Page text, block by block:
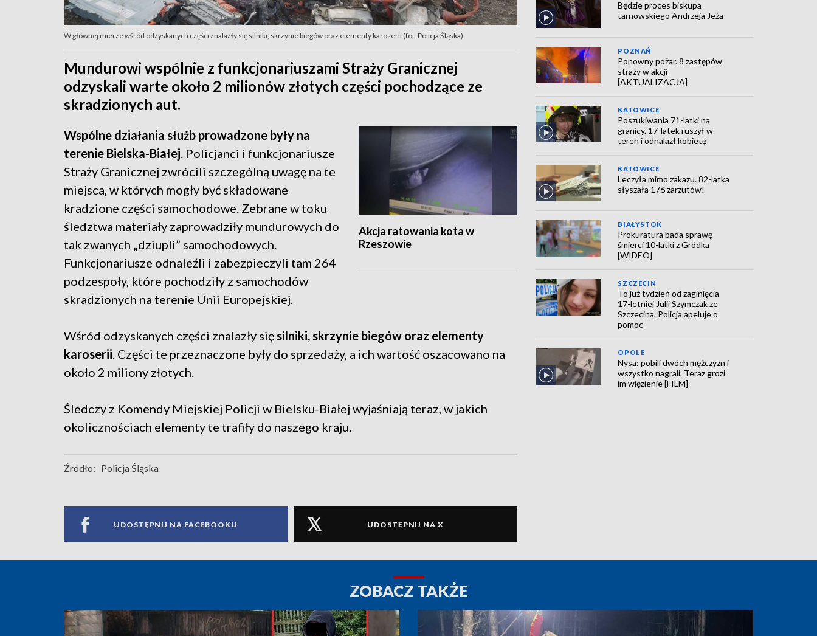
W głównej mierze wśród odzyskanych części znalazły się silniki, skrzynie biegów oraz elementy karoserii (fot. Policja Śląska)
Mundurowi wspólnie z funkcjonariuszami Straży Granicznej
odzyskali warte około 2 milionów złotych części pochodzące ze
skradzionych aut.
Akcja ratowania kota w
Rzeszowie
Wspólne działania służb prowadzone były na
terenie Bielska-Białej. Policjanci i funkcjonariusze
Straży Granicznej zwrócili szczególną uwagę na te
miejsca, w których mogły być składowane
kradzione części samochodowe. Zebrane w toku
śledztwa materiały zaprowadziły mundurowych do
tak zwanych „dziupli” samochodowych.
Funkcjonariusze odnaleźli i zabezpieczyli tam 264
podzespoły, które pochodziły z samochodów
skradzionych na terenie Unii Europejskiej.
Wśród odzyskanych części znalazły sięsilniki, skrzynie biegów oraz elementy
karoserii. Części te przeznaczone były do sprzedaży, a ich wartość oszacowano na
około 2 miliony złotych.
Śledczy z Komendy Miejskiej Policji w Bielsku-Białej wyjaśniają teraz, w jakich
okolicznościach elementy te trafiły do naszego kraju.
Źródło: Policja Śląska
UDOSTĘPNIJ NA FACEBOOKU UDOSTĘPNIJ NA X
Będzie proces biskupa
tarnowskiego Andrzeja Jeża
POZNAŃ
Ponowny pożar. 8 zastępów
straży w akcji
[AKTUALIZACJA]
KATOWICE
Poszukiwania 71-latki na
granicy. 17-latek ruszył w
teren i odnalazł kobietę
KATOWICE
Leczyła mimo zakazu. 82-latka
słyszała 176 zarzutów!
BIAŁYSTOK
Prokuratura bada sprawę
śmierci 10-latki z Gródka
[WIDEO]
SZCZECIN
To już tydzień od zaginięcia
17-letniej Julii Szymczak ze
Szczecina. Policja apeluje o
pomoc
OPOLE
Nysa: pobili dwóch mężczyzn i
wszystko nagrali. Teraz grozi
im więzienie [FILM]
ZOBACZ TAKŻE